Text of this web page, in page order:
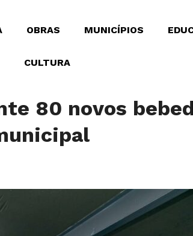
OBRAS MUNICÍPIOS
CULTURA
80 novos